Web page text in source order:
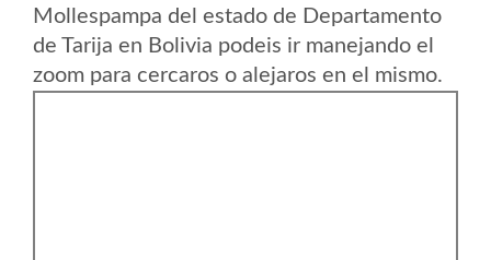
Mollespampa del estado de Departamento
de Tarija en Bolivia podeis ir manejando el
zoom para cercaros o alejaros en el mismo.